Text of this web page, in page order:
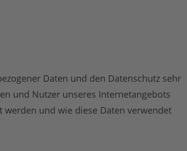
Daten und den Datenschutz sehr
und Nutzer unseres Internetangebots
und wie diese Daten verwendet